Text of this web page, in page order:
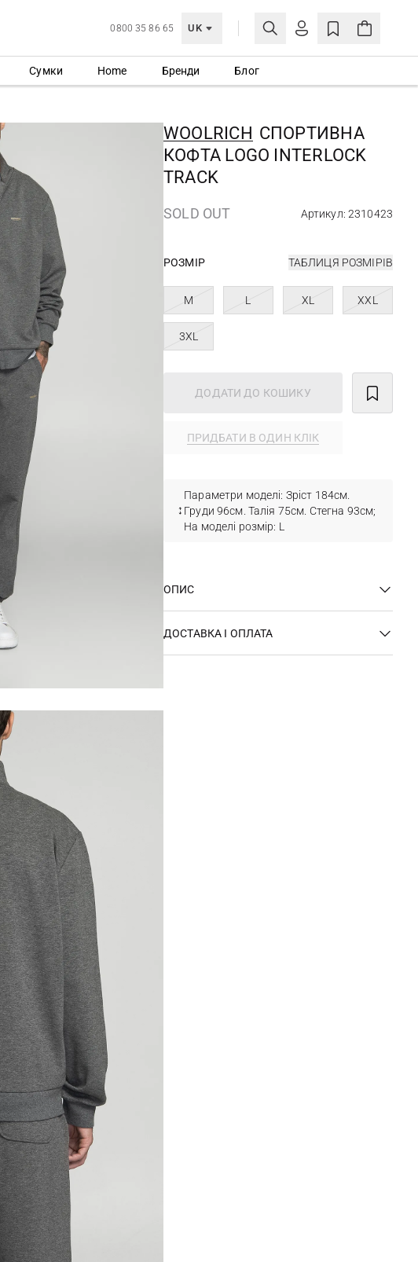
0800 35 86 65 UK
МОЯ ОБЛІКІВКА
Ще не зареєстровані?
СТВОРИТИ ОБЛІКІВКУ
Сумки Home Бренди Блог
WOOLRICH СПОРТИВНА
КОФТА LOGO INTERLOCK
TRACK
SOLD OUT Артикул: 2310423
РОЗМІР ТАБЛИЦЯ РОЗМІРІВ
M L XL XXL
3XL
ДОДАТИ ДО КОШИКУ
ПРИДБАТИ В ОДИН КЛІК
Параметри моделі: Зріст 184см.
Груди 96см. Талія 75см. Стегна 93см;
На моделі розмір: L
ОПИС
ДОСТАВКА І ОПЛАТА